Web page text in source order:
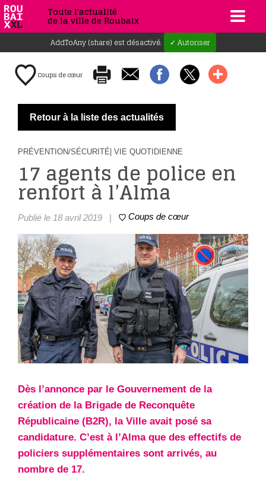
Toute l'actualité
de la ville de Roubaix
AddToAny (share) est désactivé. ✓ Autoriser
Coups de cœur
Retour à la liste des actualités
PRÉVENTION/SÉCURITÉ | VIE QUOTIDIENNE
17 agents de police en
renfort à l’Alma
Publié le 18 avril 2019 | Coups de cœur
Dès l’annonce par le Gouvernement de la
création de la Brigade de Reconquête
Républicaine (B2R), la Ville avait posé sa
candidature. C’est à l’Alma que des effectifs de
policiers supplémentaires sont arrivés, au
nombre de 17.